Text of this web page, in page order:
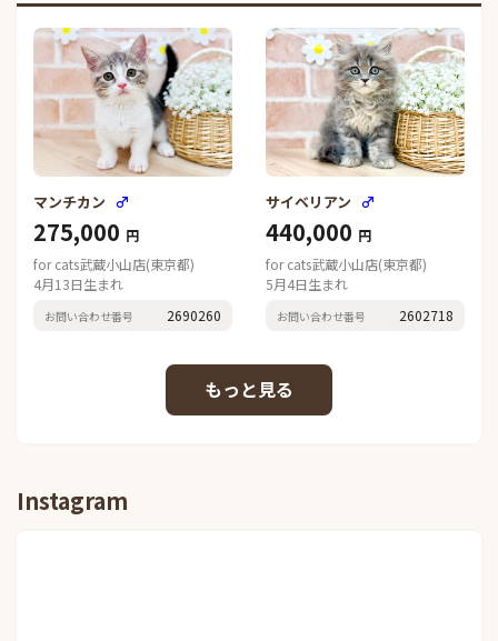
マンチカン ♂
275,000 円
for cats武蔵小山店(東京都)
4月13日生まれ
お問い合わせ番号 2690260
サイベリアン ♂
440,000 円
for cats武蔵小山店(東京都)
5月4日生まれ
お問い合わせ番号 2602718
Instagram